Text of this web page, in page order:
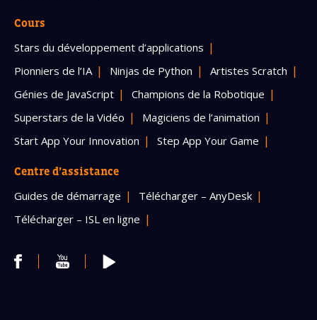
Cours
Stars du développement d’applications
Pionniers de l’IA
Ninjas de Python
Artistes Scratch
Génies de JavaScript
Champions de la Robotique
Superstars de la Vidéo
Magiciens de l’animation
Start App Your Innovation
Step App Your Game
Centre d’assistance
Guides de démarrage
Télécharger – AnyDesk
Télécharger – ISL en ligne